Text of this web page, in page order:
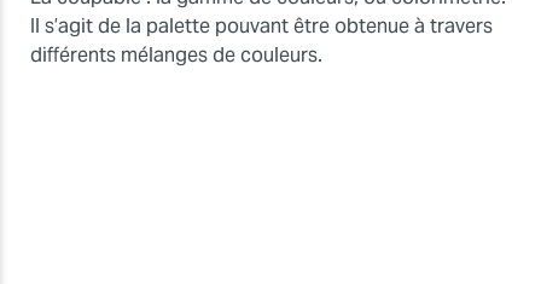
Il s’agit de la palette pouvant être obtenue à travers
différents mélanges de couleurs.